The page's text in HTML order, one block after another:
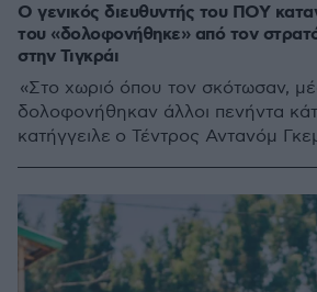
Ο γενικός διευθυντής του ΠΟΥ
του «δολοφονήθηκε» από τον
στην Τιγκράι
«Στο χωριό όπου τον σκότωσαν,
δολοφονήθηκαν άλλοι πενήντα
κατήγγειλε ο Τέντρος Αντανόμ